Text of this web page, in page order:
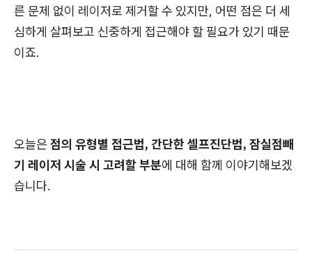
른 문제 없이 레이저로 제거할 수 있지만, 어떤 점은 더 세
심하게 살펴보고 신중하게 접근해야 할 필요가 있기 때문
이죠.
오늘은 점의 유형별 접근법, 간단한 셀프진단법, 잠실점빼
기 레이저 시술 시 고려할 부분에 대해 함께 이야기해보겠
습니다.